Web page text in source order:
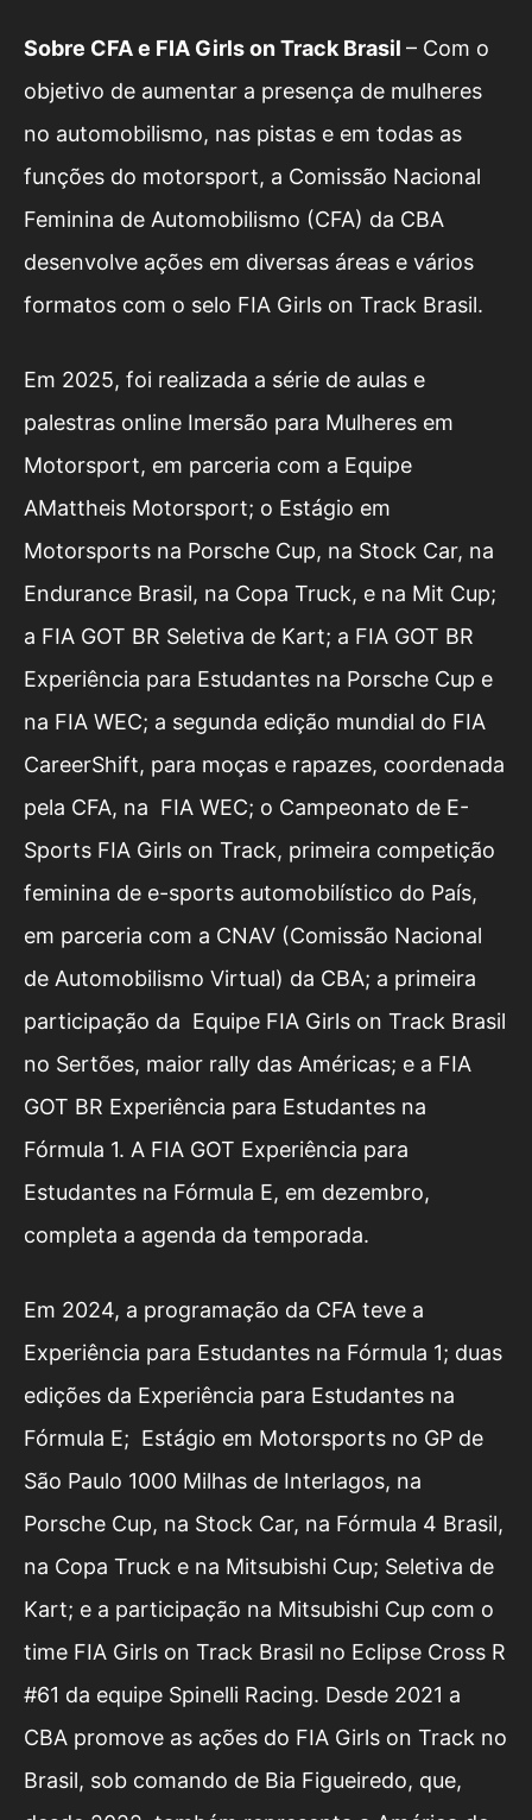
Sobre CFA e FIA Girls on Track Brasil – Com o
objetivo de aumentar a presença de mulheres
no automobilismo, nas pistas e em todas as
funções do motorsport, a Comissão Nacional
Feminina de Automobilismo (CFA) da CBA
desenvolve ações em diversas áreas e vários
formatos com o selo FIA Girls on Track Brasil.
Em 2025, foi realizada a série de aulas e
palestras online Imersão para Mulheres em
Motorsport, em parceria com a Equipe
AMattheis Motorsport; o Estágio em
Motorsports na Porsche Cup, na Stock Car, na
Endurance Brasil, na Copa Truck, e na Mit Cup;
a FIA GOT BR Seletiva de Kart; a FIA GOT BR
Experiência para Estudantes na Porsche Cup e
na FIA WEC; a segunda edição mundial do FIA
CareerShift, para moças e rapazes, coordenada
pela CFA, na FIA WEC; o Campeonato de E-
Sports FIA Girls on Track, primeira competição
feminina de e-sports automobilístico do País,
em parceria com a CNAV (Comissão Nacional
de Automobilismo Virtual) da CBA; a primeira
participação da Equipe FIA Girls on Track Brasil
no Sertões, maior rally das Américas; e a FIA
GOT BR Experiência para Estudantes na
Fórmula 1. A FIA GOT Experiência para
Estudantes na Fórmula E, em dezembro,
completa a agenda da temporada.
Em 2024, a programação da CFA teve a
Experiência para Estudantes na Fórmula 1; duas
edições da Experiência para Estudantes na
Fórmula E; Estágio em Motorsports no GP de
São Paulo 1000 Milhas de Interlagos, na
Porsche Cup, na Stock Car, na Fórmula 4 Brasil,
na Copa Truck e na Mitsubishi Cup; Seletiva de
Kart; e a participação na Mitsubishi Cup com o
time FIA Girls on Track Brasil no Eclipse Cross R
#61 da equipe Spinelli Racing. Desde 2021 a
CBA promove as ações do FIA Girls on Track no
Brasil, sob comando de Bia Figueiredo, que,